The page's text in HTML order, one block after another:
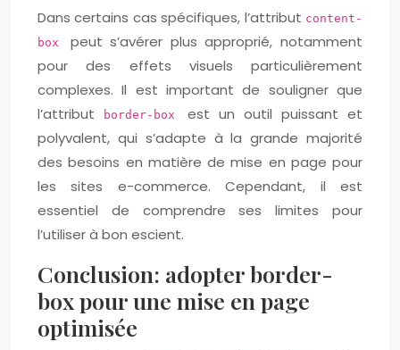
Dans certains cas spécifiques, l’attribut content-
box peut s’avérer plus approprié, notamment
pour des effets visuels particulièrement
complexes. Il est important de souligner que
l’attribut
border-box est un outil puissant et
polyvalent, qui s’adapte à la grande majorité
des besoins en matière de mise en page pour
les sites e-commerce. Cependant, il est
essentiel de comprendre ses limites pour
l’utiliser à bon escient.
Conclusion: adopter border-
box pour une mise en page
optimisée